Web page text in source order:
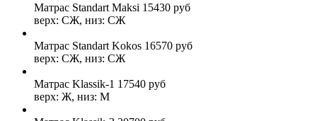
Матрас Standart Maksi 15430 руб
верх: СЖ, низ: СЖ
Матрас Standart Kokos 16570 руб
верх: СЖ, низ: СЖ
Матрас Klassik-1 17540 руб
верх: Ж, низ: М